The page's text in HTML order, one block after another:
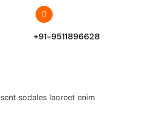
+91-9511896628
sodales laoreet enim